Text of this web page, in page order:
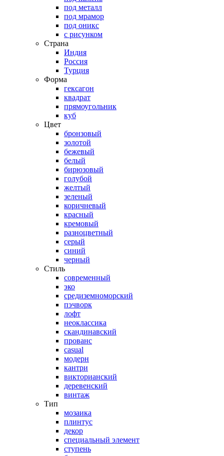
под металл
под мрамор
под оникс
с рисунком
Страна
Индия
Россия
Турция
Форма
гексагон
квадрат
прямоугольник
куб
Цвет
бронзовый
золотой
бежевый
белый
бирюзовый
голубой
желтый
зеленый
коричневый
красный
кремовый
разноцветный
серый
синий
черный
Стиль
современный
эко
средиземноморский
пэчворк
лофт
неоклассика
скандинавский
прованс
casual
модерн
кантри
викторианский
деревенский
винтаж
Тип
мозаика
плинтус
декор
специальный элемент
ступень